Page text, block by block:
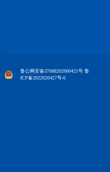
鲁公网安备37088202000421号 鲁
ICP备2022020427号-6